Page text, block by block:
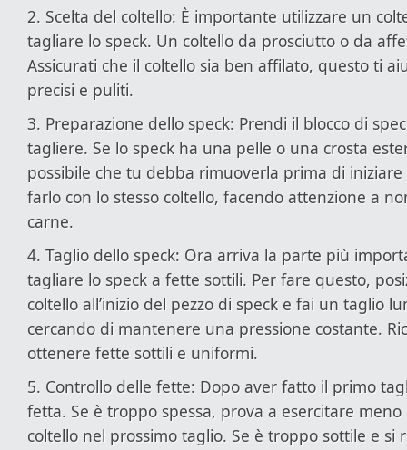
2. Scelta del coltello: È importante utilizzare un
tagliare lo speck. Un coltello da prosciutto o da
Assicurati che il coltello sia ben affilato, questo ti
precisi e puliti.
3. Preparazione dello speck: Prendi il blocco di
tagliere. Se lo speck ha una pelle o una crosta
possibile che tu debba rimuoverla prima di
farlo con lo stesso coltello, facendo attenzione a
carne.
4. Taglio dello speck: Ora arriva la parte più
tagliare lo speck a fette sottili. Per fare questo,
coltello all’inizio del pezzo di speck e fai un taglio
cercando di mantenere una pressione costante.
ottenere fette sottili e uniformi.
5. Controllo delle fette: Dopo aver fatto il primo
fetta. Se è troppo spessa, prova a esercitare meno
coltello nel prossimo taglio. Se è troppo sottile e si